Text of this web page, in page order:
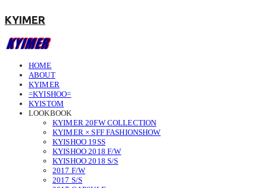
KYIMER
HOME
ABOUT
KYIMER
=KYISHOO=
KYISTOM
LOOKBOOK
KYIMER 20FW COLLECTION
KYIMER × SFF FASHIONSHOW
KYISHOO 19SS
KYISHOO 2018 F/W
KYISHOO 2018 S/S
2017 F/W
2017 S/S